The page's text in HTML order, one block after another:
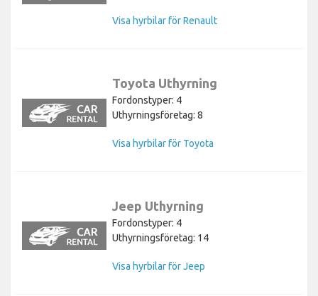
Visa hyrbilar för Renault
Toyota Uthyrning
Fordonstyper: 4
Uthyrningsföretag: 8
Visa hyrbilar för Toyota
Jeep Uthyrning
Fordonstyper: 4
Uthyrningsföretag: 14
Visa hyrbilar för Jeep